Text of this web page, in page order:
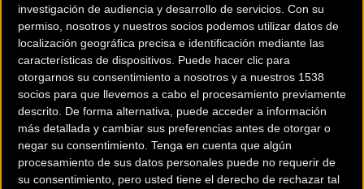
investigación de audiencia y desarrollo de servicios. Con su
permiso, nosotros y nuestros socios podemos utilizar datos de
localización geográfica precisa e identificación mediante las
características de dispositivos. Puede hacer clic para
otorgarnos su consentimiento a nosotros y a nuestros 1538
socios para que llevemos a cabo el procesamiento previamente
descrito. De forma alternativa, puede acceder a información
más detallada y cambiar sus preferencias antes de otorgar o
negar su consentimiento. Tenga en cuenta que algún
procesamiento de sus datos personales puede no requerir de
su consentimiento, pero usted tiene el derecho de rechazar tal
Contactar con la tienda
972827263
Web y RRSS de la tienda